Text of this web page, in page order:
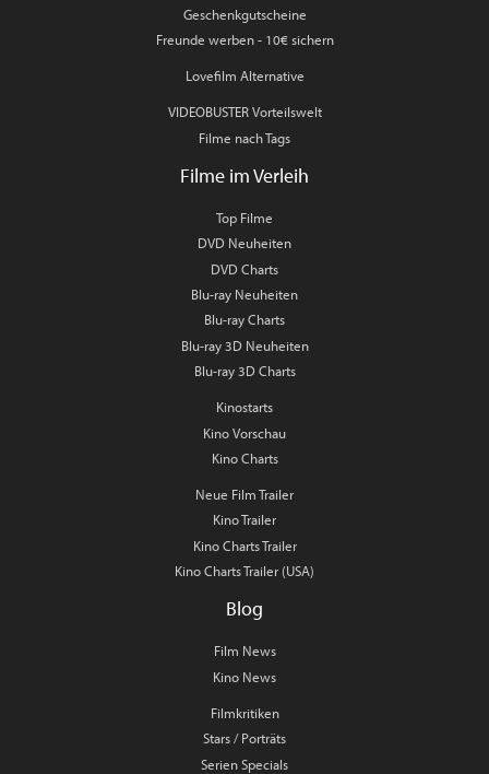
Geschenkgutscheine
Freunde werben - 10€ sichern
Lovefilm Alternative
VIDEOBUSTER Vorteilswelt
Filme nach Tags
Filme im Verleih
Top Filme
DVD Neuheiten
DVD Charts
Blu-ray Neuheiten
Blu-ray Charts
Blu-ray 3D Neuheiten
Blu-ray 3D Charts
Kinostarts
Kino Vorschau
Kino Charts
Neue Film Trailer
Kino Trailer
Kino Charts Trailer
Kino Charts Trailer (USA)
Blog
Film News
Kino News
Filmkritiken
Stars / Porträts
Serien Specials